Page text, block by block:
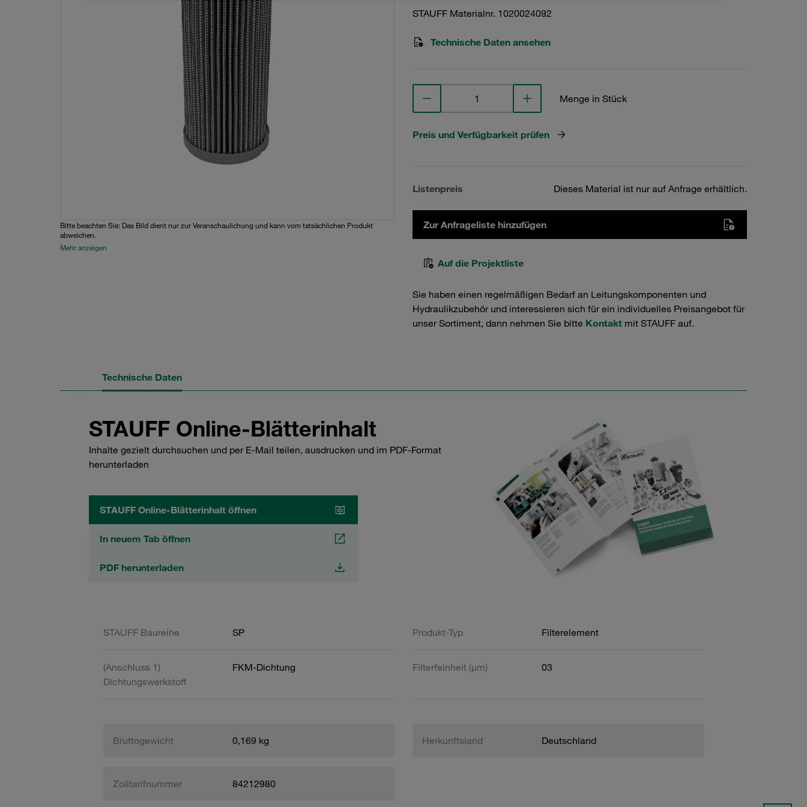
Bitte beachten Sie: Das Bild dient nur zur Veranschaulichung und kann vom tatsächlichen Produkt
abweichen.
Mehr anzeigen
STAUFF Materialnr. 1020024092
Technische Daten ansehen
Menge in Stück
Preis und Verfügbarkeit prüfen
Listenpreis Dieses Material ist nur auf Anfrage erhältlich.
Zur Anfrageliste hinzufügen
Auf die Projektliste
Sie haben einen regelmäßigen Bedarf an Leitungskomponenten und
Hydraulikzubehör und interessieren sich für ein individuelles Preisangebot für
unser Sortiment, dann nehmen Sie bitte Kontakt mit STAUFF auf.
Technische Daten
STAUFF Online-Blätterinhalt
Inhalte gezielt durchsuchen und per E-Mail teilen, ausdrucken und im PDF-Format
herunterladen
STAUFF Online-Blätterinhalt öffnen
In neuem Tab öffnen
PDF herunterladen
STAUFF Baureihe SP Produkt-Typ Filterelement
(Anschluss 1)
Dichtungswerkstoff
FKM-Dichtung Filterfeinheit (µm) 03
Bruttogewicht 0,169 kg Herkunftsland Deutschland
Zolltarifnummer 84212980